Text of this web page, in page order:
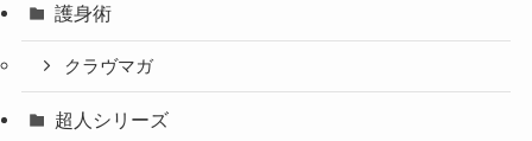
護身術
クラヴマガ
超人シリーズ